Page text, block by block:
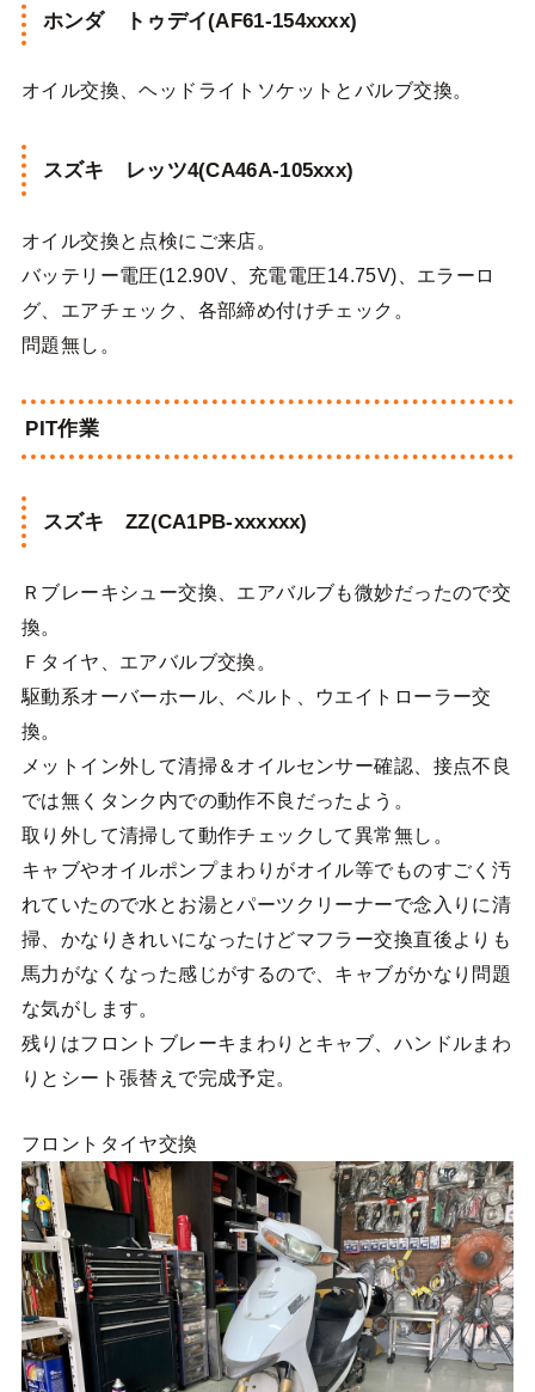
ホンダ トゥデイ(AF61-154xxxx)
オイル交換、ヘッドライトソケットとバルブ交換。
スズキ レッツ4(CA46A-105xxx)
オイル交換と点検にご来店。
バッテリー電圧(12.90V、充電電圧14.75V)、エラーロ
グ、エアチェック、各部締め付けチェック。
問題無し。
PIT作業
スズキ ZZ(CA1PB-xxxxxx)
Ｒブレーキシュー交換、エアバルブも微妙だったので交
換。
Ｆタイヤ、エアバルブ交換。
駆動系オーバーホール、ベルト、ウエイトローラー交
換。
メットイン外して清掃＆オイルセンサー確認、接点不良
では無くタンク内での動作不良だったよう。
取り外して清掃して動作チェックして異常無し。
キャブやオイルポンプまわりがオイル等でものすごく汚
れていたので水とお湯とパーツクリーナーで念入りに清
掃、かなりきれいになったけどマフラー交換直後よりも
馬力がなくなった感じがするので、キャブがかなり問題
な気がします。
残りはフロントブレーキまわりとキャブ、ハンドルまわ
りとシート張替えで完成予定。
フロントタイヤ交換